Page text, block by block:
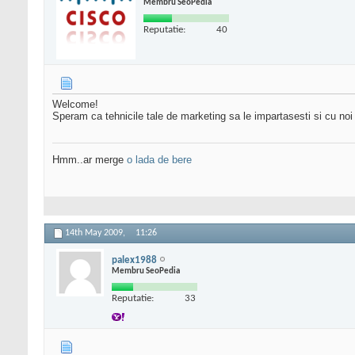
Membru SeoPedia
Reputatie: 40
Welcome!
Speram ca tehnicile tale de marketing sa le impartasesti si cu noi
Hmm..ar merge o lada de bere
14th May 2009, 11:26
palex1988
Membru SeoPedia
Reputatie: 33